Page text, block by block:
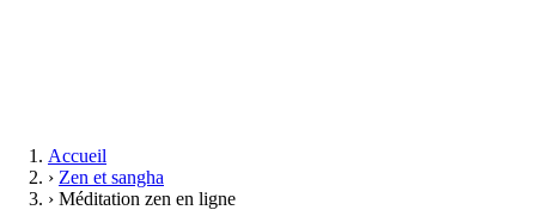
Accueil
› Zen et sangha
› Méditation zen en ligne